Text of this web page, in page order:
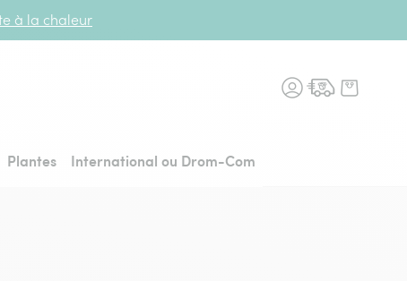
à la chaleur
Plantes International ou Drom-Com